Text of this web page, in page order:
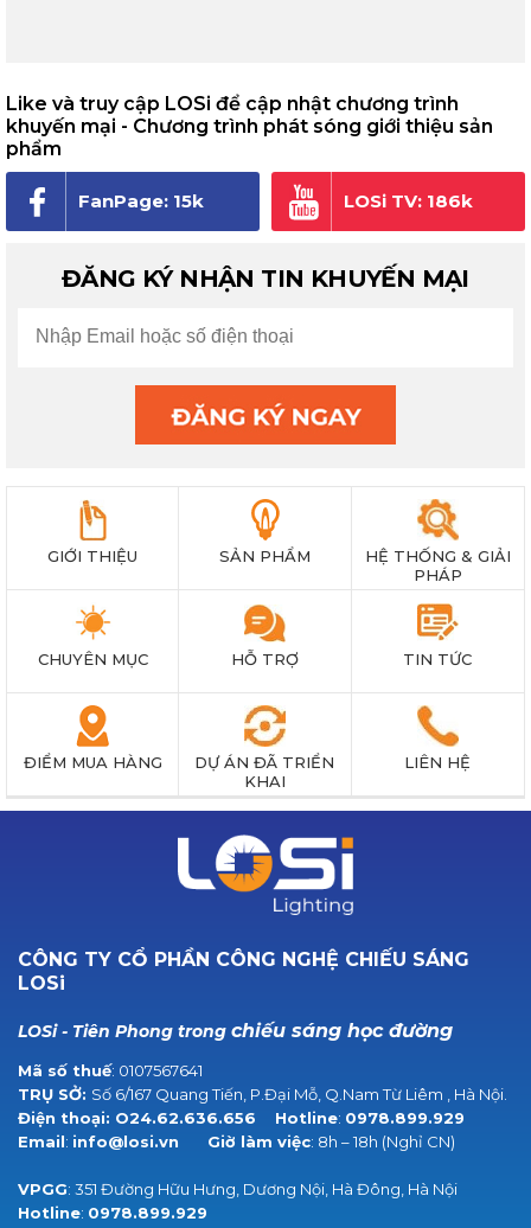
Like và truy cập LOSi để cập nhật chương trình
khuyến mại - Chương trình phát sóng giới thiệu sản
phẩm
FanPage: 15k
người theo dõi
LOSi TV: 186k
ĐĂNG KÝ NHẬN TIN KHUYẾN MẠI
GIỚI THIỆU SẢN PHẨM
HỆ THỐNG & GIẢI
PHÁP
CHUYÊN MỤC HỖ TRỢ TIN TỨC
ĐIỂM MUA HÀNG
DỰ ÁN ĐÃ TRIỂN
KHAI
LIÊN HỆ
CÔNG TY CỔ PHẦN CÔNG NGHỆ CHIẾU SÁNG
LOSi
LOSi - Tiên Phong trong chiếu sáng học đường
Mã số thuế: 0107567641
TRỤ SỞ: Số 6/167 Quang Tiến, P.Đại Mỗ, Q.Nam Từ Liêm , Hà Nội.
Điện thoại: O24.62.636.656 Hotline: 0978.899.929
Email: info@losi.vn Giờ làm việc: 8h – 18h (Nghỉ CN)
VPGG: 351 Đường Hữu Hưng, Dương Nội, Hà Đông, Hà Nội
Hotline: 0978.899.929